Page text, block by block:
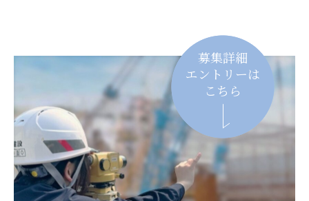
募集詳細
エントリーは
こちら